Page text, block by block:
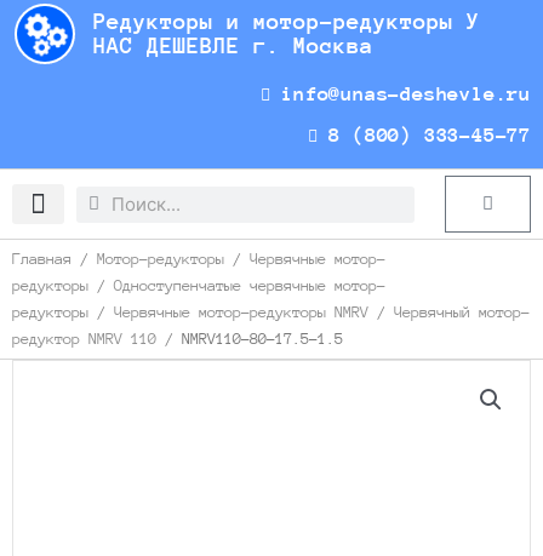
Перейти
содержимому
Редукторы и мотор-редукторы У
НАС ДЕШЕВЛЕ г. Москва
info@unas-deshevle.ru
8 (800) 333-45-77
Search
Search Cart
Главная / Мотор-редукторы / Червячные мотор-
редукторы / Одноступенчатые червячные мотор-
редукторы / Червячные мотор-редукторы NMRV / Червячный мотор-
редуктор NMRV 110 / NMRV110-80-17.5-1.5